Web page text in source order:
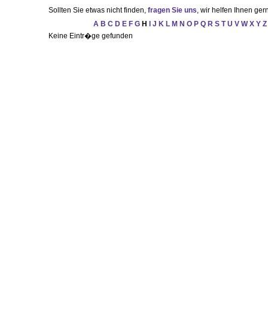
Sollten Sie etwas nicht finden, fragen Sie uns, wir helfen Ihnen
A B C D E F G H J K L M N O P Q R S T U V W X Y Z
Keine Eintr�ge gefunden